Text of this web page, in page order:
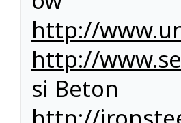
http://
http://
si Beton